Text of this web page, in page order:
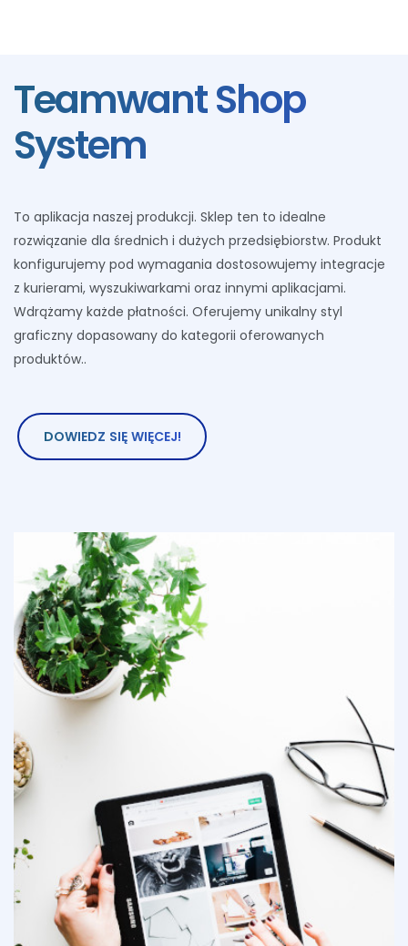
Teamwant Shop
System
To aplikacja naszej produkcji. Sklep ten to idealne
rozwiązanie dla średnich i dużych przedsiębiorstw. Produkt
konfigurujemy pod wymagania dostosowujemy integracje
z kurierami, wyszukiwarkami oraz innymi aplikacjami.
Wdrążamy każde płatności. Oferujemy unikalny styl
graficzny dopasowany do kategorii oferowanych
produktów..
DOWIEDZ SIĘ WIĘCEJ!